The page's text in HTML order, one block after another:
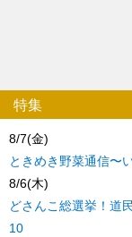
特集
8/7(金)
ときめき野菜通信〜
8/6(木)
どさんこ総選挙！道
10